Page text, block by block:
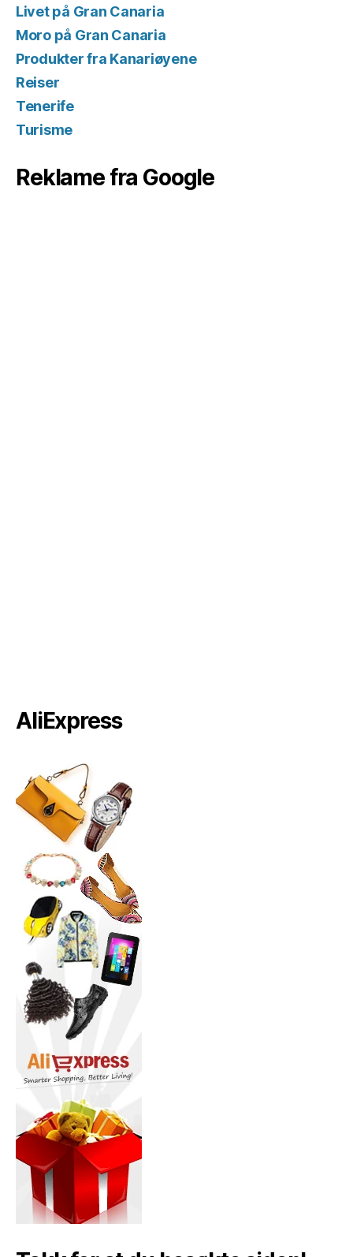
Livet på Gran Canaria
Moro på Gran Canaria
Produkter fra Kanariøyene
Reiser
Tenerife
Turisme
Reklame fra Google
AliExpress